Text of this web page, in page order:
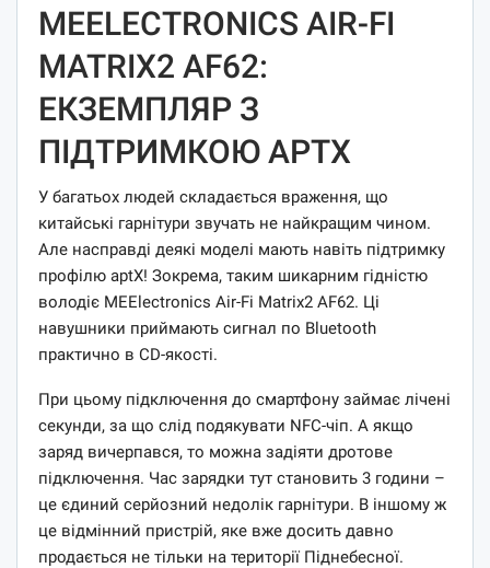
MEELECTRONICS AIR-FI
MATRIX2 AF62:
ЕКЗЕМПЛЯР З
ПІДТРИМКОЮ APTX
У багатьох людей складається враження, що
китайські гарнітури звучать не найкращим чином.
Але насправді деякі моделі мають навіть підтримку
профілю aptX! Зокрема, таким шикарним гідністю
володіє MEElectronics Air-Fi Matrix2 AF62. Ці
навушники приймають сигнал по Bluetooth
практично в CD-якості.
При цьому підключення до смартфону займає лічені
секунди, за що слід подякувати NFC-чіп. А якщо
заряд вичерпався, то можна задіяти дротове
підключення. Час зарядки тут становить 3 години –
це єдиний серйозний недолік гарнітури. В іншому ж
це відмінний пристрій, яке вже досить давно
продається не тільки на території Піднебесної.